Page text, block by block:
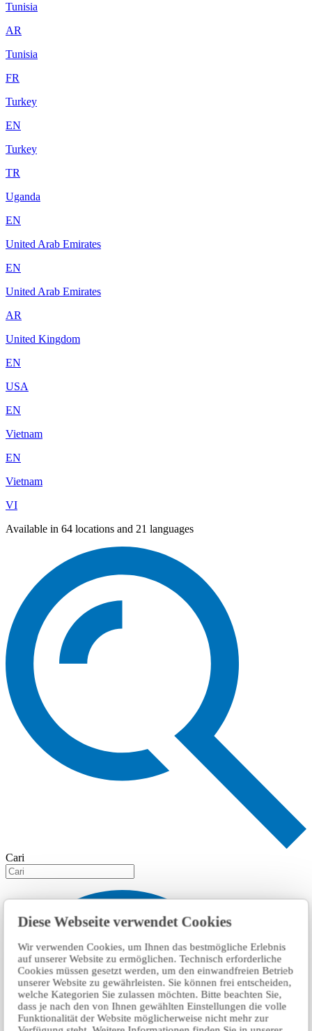
Diese Webseite verwendet Cookies
Wir verwenden Cookies, um Ihnen das bestmögliche Erlebnis
auf unserer Website zu ermöglichen. Technisch erforderliche
Cookies müssen gesetzt werden, um den einwandfreien Betrieb
unserer Website zu gewährleisten. Sie können frei entscheiden,
welche Kategorien Sie zulassen möchten. Bitte beachten Sie,
dass je nach den von Ihnen gewählten Einstellungen die volle
Funktionalität der Website möglicherweise nicht mehr zur
Tunisia
AR
Tunisia
FR
Turkey
EN
Turkey
TR
Uganda
EN
United Arab Emirates
EN
United Arab Emirates
AR
United Kingdom
EN
USA
EN
Vietnam
EN
Vietnam
VI
Available in 64 locations and 21 languages
Cari